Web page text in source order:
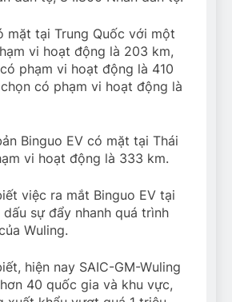
mặt tại Trung Quốc với một
vi hoạt động là 203 km,
phạm vi hoạt động là 410
có phạm vi hoạt động là
Binguo EV có mặt tại Thái
vi hoạt động là 333 km.
việc ra mắt Binguo EV tại
dấu sự đẩy nhanh quá trình
Wuling.
hiện nay SAIC-GM-Wuling
40 quốc gia và khu vực,